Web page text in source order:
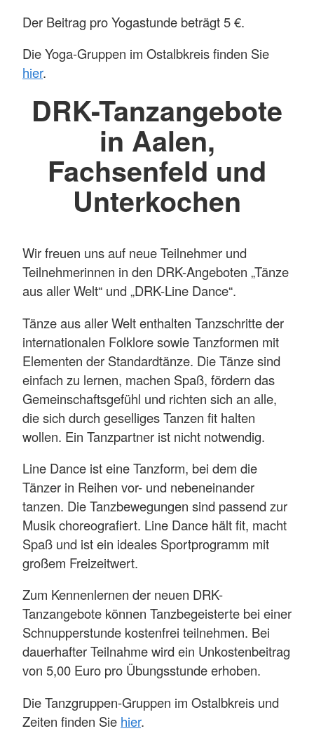
Der Beitrag pro Yogastunde beträgt 5 €.
Die Yoga-Gruppen im Ostalbkreis finden Sie
hier.
DRK-Tanzangebote
in Aalen,
Fachsenfeld und
Unterkochen
Wir freuen uns auf neue Teilnehmer und
Teilnehmerinnen in den DRK-Angeboten „Tänze
aus aller Welt“ und „DRK-Line Dance“.
Tänze aus aller Welt enthalten Tanzschritte der
internationalen Folklore sowie Tanzformen mit
Elementen der Standardtänze. Die Tänze sind
einfach zu lernen, machen Spaß, fördern das
Gemeinschaftsgefühl und richten sich an alle,
die sich durch geselliges Tanzen fit halten
wollen. Ein Tanzpartner ist nicht notwendig.
Line Dance ist eine Tanzform, bei dem die
Tänzer in Reihen vor- und nebeneinander
tanzen. Die Tanzbewegungen sind passend zur
Musik choreografiert. Line Dance hält fit, macht
Spaß und ist ein ideales Sportprogramm mit
großem Freizeitwert.
Zum Kennenlernen der neuen DRK-
Tanzangebote können Tanzbegeisterte bei einer
Schnupperstunde kostenfrei teilnehmen. Bei
dauerhafter Teilnahme wird ein Unkostenbeitrag
von 5,00 Euro pro Übungsstunde erhoben.
Die Tanzgruppen-Gruppen im Ostalbkreis und
Zeiten finden Sie hier.